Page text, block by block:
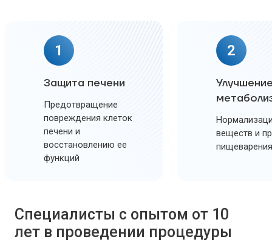
1
Защита печени
Предотвращение
повреждения клеток
печени и
восстановлению ее
функций
2
веществ и
пищеварения
Специалисты с опытом от 10
лет в проведении процедуры